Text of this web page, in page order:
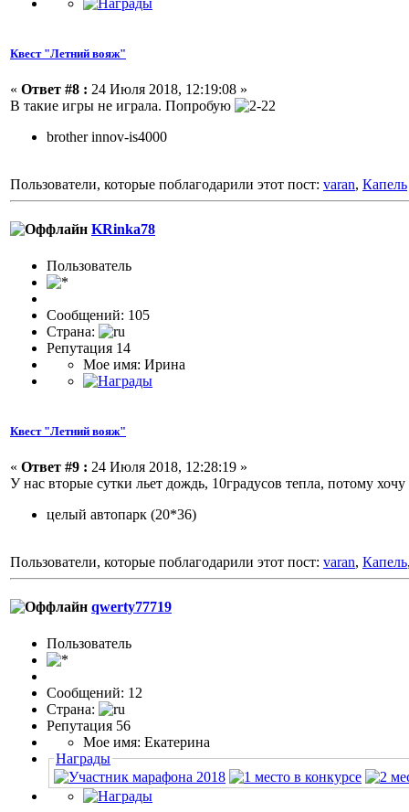
Квест "Летний вояж"
« Ответ #8 : 24 Июля 2018, 12:19:08 »
В такие игры не играла. Попробую
brother innov-is4000
Пользователи, которые поблагодарили этот пост: varan, Капель
KRinka78
Пользовaтeль
Сообщений: 105
Страна:
Репутация 14
Мое имя: Ирина
Квест "Летний вояж"
« Ответ #9 : 24 Июля 2018, 12:28:19 »
У нас вторые сутки льет дождь, 10градусов тепла, потому
целый автопарк (20*36)
Пользователи, которые поблагодарили этот пост: varan, Капель
qwerty77719
Пользоватeль
Сообщений: 12
Страна:
Репутация 56
Мое имя: Екатерина
Награды